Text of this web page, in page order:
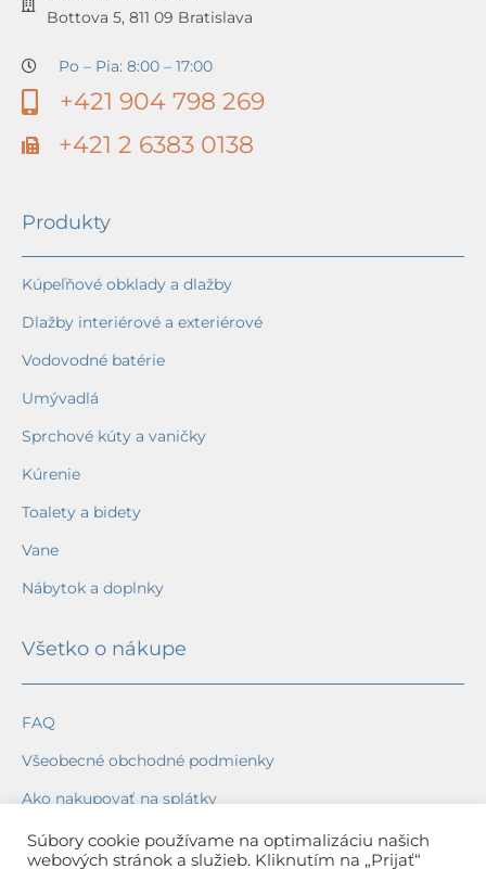
Bottova 5, 811 09 Bratislava
Po – Pia: 8:00 – 17:00
+421 904 798 269
+421 2 6383 0138
Produkty
Kúpeľňové obklady a dlažby
Dlažby interiérové a exteriérové
Vodovodné batérie
Umývadlá
Sprchové kúty a vaničky
Kúrenie
Toalety a bidety
Vane
Nábytok a doplnky
Všetko o nákupe
FAQ
Všeobecné obchodné podmienky
Ako nakupovať na splátky
Ochrana osobných údajov
Súbory cookie používame na optimalizáciu našich
webových stránok a služieb. Kliknutím na „Prijať“